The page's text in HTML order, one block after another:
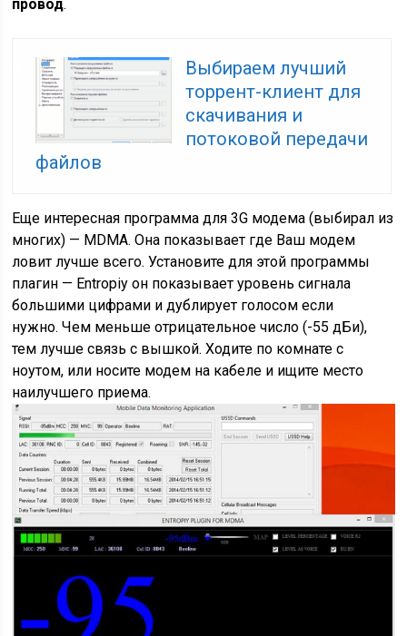
провод.
Выбираем лучший
торрент-клиент для
скачивания и
потоковой передачи
файлов
Еще интересная программа для 3G модема (выбирал из
многих) — MDMA. Она показывает где Ваш модем
ловит лучше всего. Установите для этой программы
плагин — Entropiy он показывает уровень сигнала
большими цифрами и дублирует голосом если
нужно. Чем меньше отрицательное число (-55 дБи),
тем лучше связь с вышкой. Ходите по комнате с
ноутом, или носите модем на кабеле и ищите место
наилучшего приема.